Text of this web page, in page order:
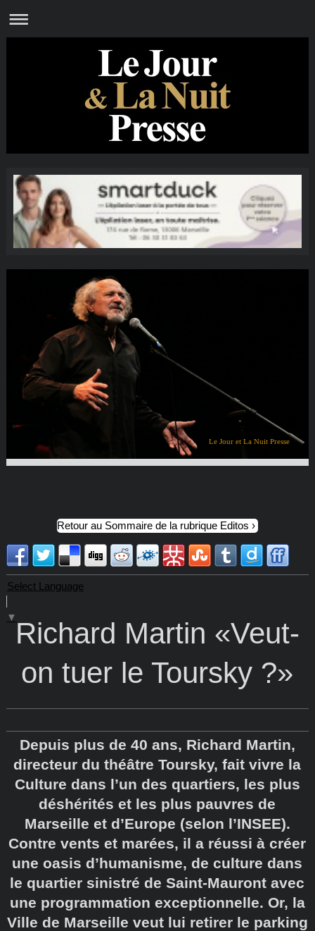
Le Jour et La Nuit Presse
Retour au Sommaire de la rubrique Editos
Select Language
▼Richard Martin «Veut-
on tuer le Toursky ?»
Depuis plus de 40 ans, Richard Martin,
directeur du théâtre Toursky, fait vivre la
Culture dans l’un des quartiers, les plus
déshérités et les plus pauvres de
Marseille et d’Europe (selon l’INSEE).
Contre vents et marées, il a réussi à créer
une oasis d’humanisme, de culture dans
le quartier sinistré de Saint-Mauront avec
une programmation exceptionnelle. Or, la
Ville de Marseille veut lui retirer le parking